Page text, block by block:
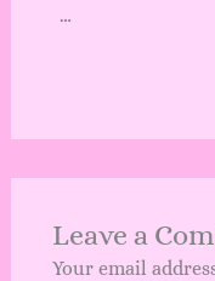
…
Leave a
Your email